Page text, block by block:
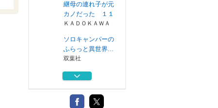
継母の連れ子が元
カノだった １１
ＫＡＤＯＫＡＷＡ
ソロキャンパーの
ふらっと異世界...
双葉社
Ｆａｔｅ／Ｇｒａ
講談社